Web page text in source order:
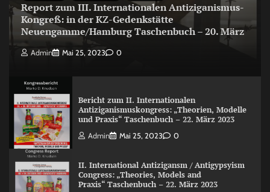
Report zum III. Internationalen Antiziganismus-
Kongreß: in der KZ-Gedenkstätte
Neuengamme/Hamburg Taschenbuch – 20. März
Admin Mai 25, 2023 0
Bericht zum II. Internationalen
Antiziganismuskongress: „Theorien, Modelle
und Praxis“ Taschenbuch – 22. März 2023
Admin Mai 25, 2023 0
II. International Antizigansm / Antigypsyism
Congress: „Theories, Models and
Praxis“ Taschenbuch – 22. März 2023